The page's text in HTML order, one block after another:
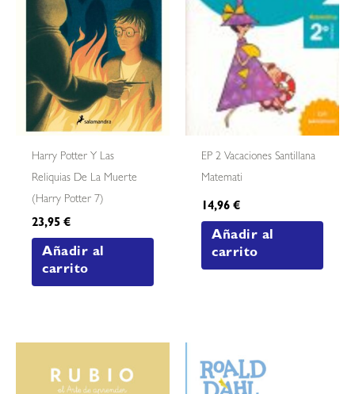
Harry Potter Y Las
Reliquias De La Muerte
(harry Potter 7)
23,95€
Añadir al
carrito
EP 2 Vacaciones Santillana
Matemati
14,96€
Añadir al
carrito